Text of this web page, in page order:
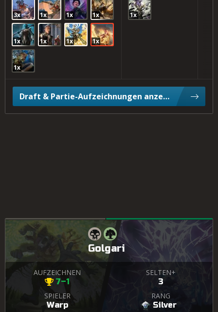
3x 1x 1x 1x
1x 1x 1x 1x
1x
1x
Draft & Partie-Aufzeichnungen anzeigen
Golgari
AUFZEICHNEN
7–1
SELTEN+
3
SPIELER
Warp
RANG
Silver